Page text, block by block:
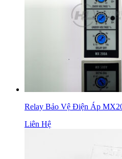
Relay Bảo Vệ Điện Áp
Liên Hệ